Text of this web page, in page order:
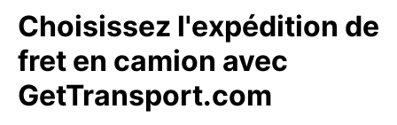
Choisissez l'expédition de
fret en camion avec
GetTransport.com